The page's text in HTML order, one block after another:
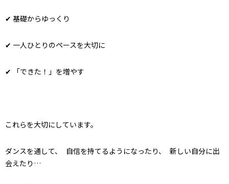
✔ 基礎からゆっくり
✔ 一人ひとりのペースを大切に
✔ 「できた！」を増やす
これらを大切にしています。
ダンスを通して、 自信を持てるようになったり、 新しい自分に出
会えたり…